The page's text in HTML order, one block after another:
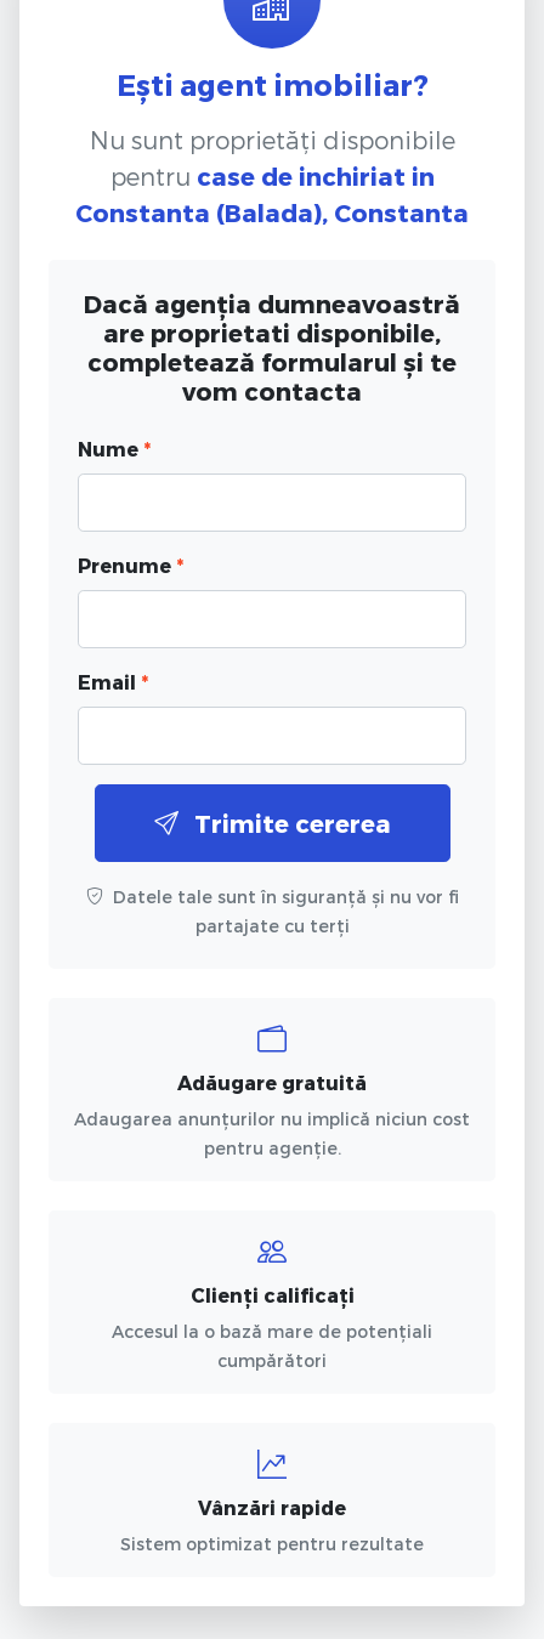
Ești agent imobiliar?
Nu sunt proprietăți disponibile
pentru case de inchiriat in
Constanta (Balada), Constanta
Dacă agenția dumneavoastră
are proprietati disponibile,
completează formularul și te
vom contacta
Nume *
Prenume *
Email *
Trimite cererea
Datele tale sunt în siguranță și nu vor fi
partajate cu terți
Adăugare gratuită
Adaugarea anunțurilor nu implică niciun cost
pentru agenție.
Clienți calificați
Accesul la o bază mare de potențiali
cumpărători
Vânzări rapide
Sistem optimizat pentru rezultate